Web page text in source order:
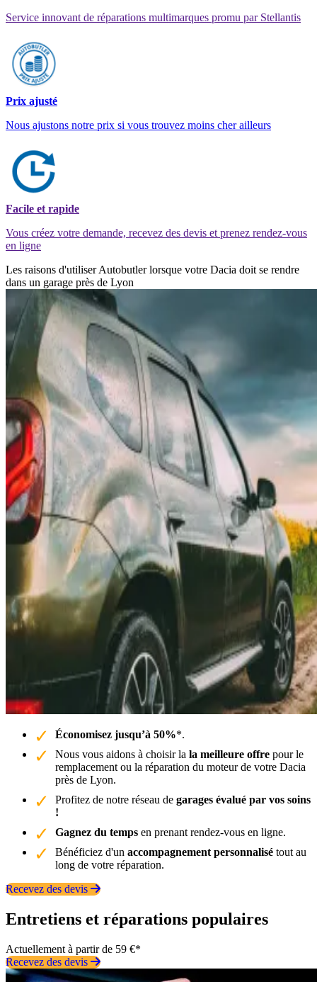
Service innovant de réparations multimarques promu par Stellantis
Prix ajusté
Nous ajustons notre prix si vous trouvez moins cher ailleurs
Facile et rapide
Vous créez votre demande, recevez des devis et prenez rendez-vous
en ligne
Les raisons d'utiliser Autobutler lorsque votre Dacia doit se rendre
dans un garage près de Lyon
Économisez jusqu’à 50%*.
Nous vous aidons à choisir la la meilleure offre pour le
remplacement ou la réparation du moteur de votre Dacia
près de Lyon.
Profitez de notre réseau de garages évalué par vos soins
!
Gagnez du temps en prenant rendez-vous en ligne.
Bénéficiez d'un accompagnement personnalisé tout au
long de votre réparation.
Recevez des devis
Entretiens et réparations populaires
Actuellement à partir de 59 €*
Recevez des devis